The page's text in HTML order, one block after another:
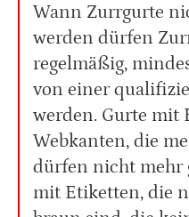
Wann Zurrgurte
werden dürfen
regelmäßig,
von einer
werden. Gurte mit
Webkanten, die
dürfen nicht mehr
mit Etiketten, die